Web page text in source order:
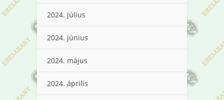
2024. július
2024. június
2024. május
2024. április